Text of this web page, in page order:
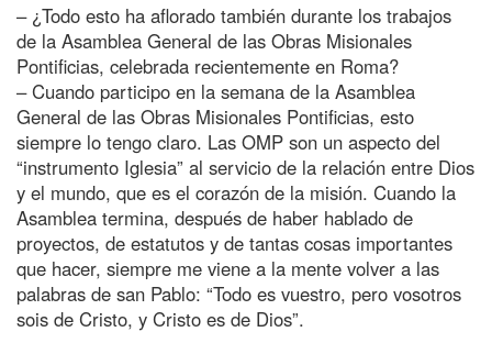
– ¿Todo esto ha aflorado también durante los trabajos
de la Asamblea General de las Obras Misionales
Pontificias, celebrada recientemente en Roma?
– Cuando participo en la semana de la Asamblea
General de las Obras Misionales Pontificias, esto
siempre lo tengo claro. Las OMP son un aspecto del
“instrumento Iglesia” al servicio de la relación entre Dios
y el mundo, que es el corazón de la misión. Cuando la
Asamblea termina, después de haber hablado de
proyectos, de estatutos y de tantas cosas importantes
que hacer, siempre me viene a la mente volver a las
palabras de san Pablo: “Todo es vuestro, pero vosotros
sois de Cristo, y Cristo es de Dios”.